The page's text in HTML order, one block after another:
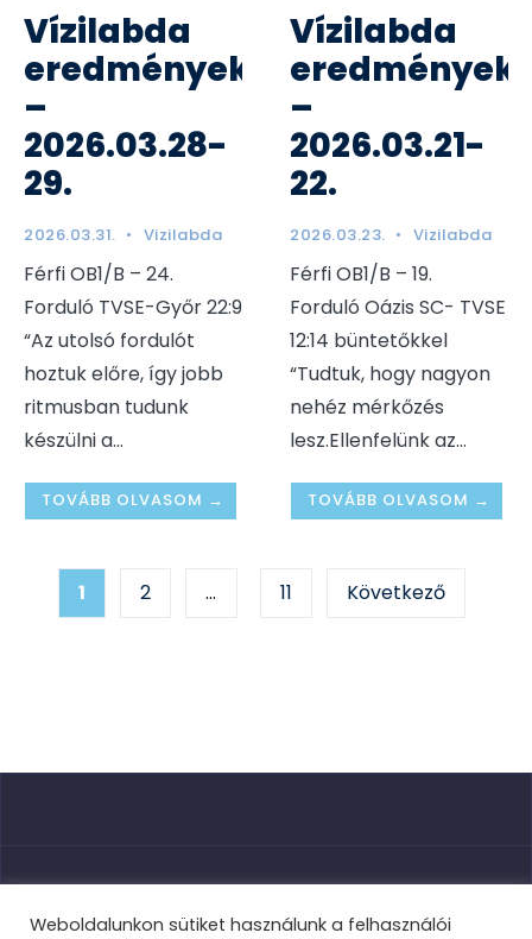
Vízilabda
eredmények
–
2026.03.28-
29.
2026.03.31. • Vizilabda
Férfi OB1/B – 24.
Forduló TVSE-Győr 22:9
“Az utolsó fordulót
hoztuk előre, így jobb
ritmusban tudunk
készülni a...
TOVÁBB OLVASOM →
Vízilabda
eredmények
–
2026.03.21-
22.
2026.03.23. • Vizilabda
Férfi OB1/B – 19.
Forduló Oázis SC- TVSE
12:14 büntetőkkel
“Tudtuk, hogy nagyon
nehéz mérkőzés
lesz.Ellenfelünk az...
TOVÁBB OLVASOM →
Bejegyzés
navigáció
1 2 … 11 Következő
Nyitóoldal
Weboldalunkon sütiket használunk a felhasználói